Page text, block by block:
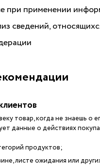
применении
сведений,
товар, когда не знаешь о
данные о действиях
продуктов;
листе ожидания или